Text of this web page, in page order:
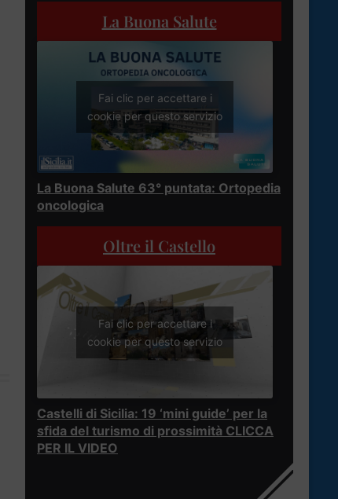
La Buona Salute
Fai clic per accettare i
cookie per questo servizio
La Buona Salute 63° puntata: Ortopedia
oncologica
Oltre il Castello
Fai clic per accettare i
cookie per questo servizio
Castelli di Sicilia: 19 ‘mini guide’ per la
sfida del turismo di prossimità CLICCA
PER IL VIDEO